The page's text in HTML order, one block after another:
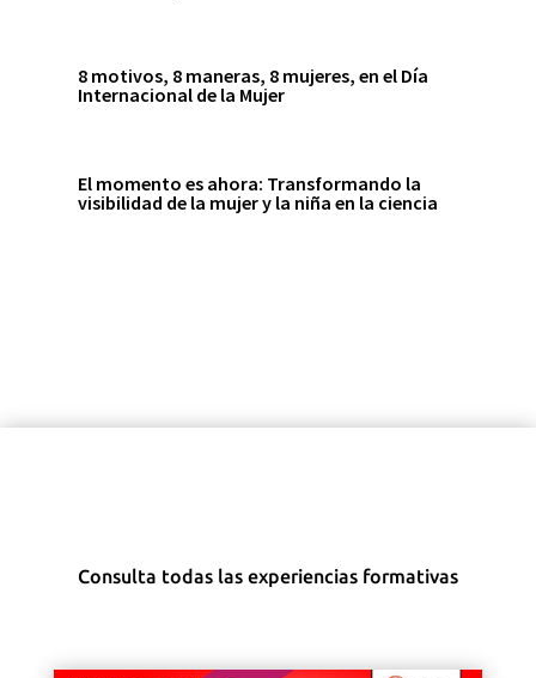
8 motivos, 8 maneras, 8 mujeres, en el Día
Internacional de la Mujer
El momento es ahora: Transformando la
visibilidad de la mujer y la niña en la ciencia
Consulta todas las experiencias formativas